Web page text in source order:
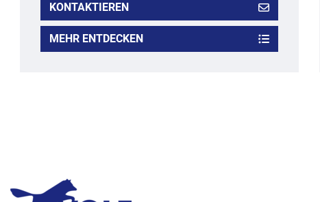
KONTAKTIEREN
MEHR ENTDECKEN